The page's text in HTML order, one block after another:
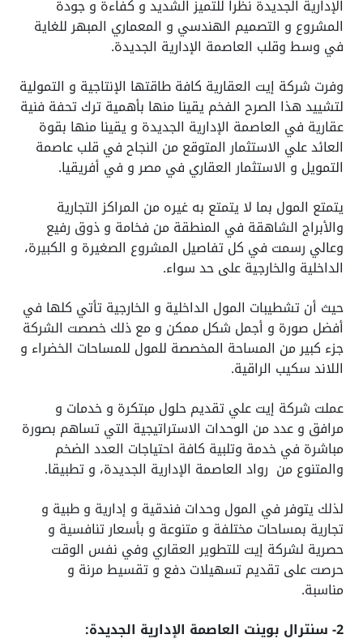
الإدارية الجديدة نظرا للتميز الشديد و كفاءة و جودة
المشروع و التصميم الهندسي و المعماري المبهر للغاية
في وسط وقلب العاصمة الإدارية الجديدة.
وفرت شركة إيت العقارية كافة طاقتها الإنتاجية و التمولية
لتشييد هذا الصرح الفخم يقينا منها بأهمية ترك تحفة فنية
عقارية في العاصمة الإدارية الجديدة و يقينا منها بقوة
العائد علي الاستثمار المتوقع من النجاح في قلب عاصمة
التمويل و الاستثمار العقاري في مصر و في أفريقيا.
يتمتع المول بما لا يتمتع به غيره من المراكز التجارية
والأبراج الشاهقة في المنطقة من فخامة و ذوق رفيع
وعالي رسمت في كل تفاصيل المشروع الصغيرة و الكبيرة،
الداخلية والخارجية على حد سواء.
حيث أن تشطيبات المول الداخلية و الخارجية تأتي كلها في
أفضل صورة و أجمل شكل ممكن و مع ذلك خصصت الشركة
جزء كبير من المساحة المخصصة للمول للمساحات الخضراء و
اللاند سكيب الراقية.
عملت شركة إيت علي تقديم حلول مبتكرة و خدمات و
مرافق و عدد من الوحدات الاستراتيجية التي تساهم بصورة
مباشرة في خدمة وتلبية كافة احتياجات العدد الضخم
والمتنوع من رواد العاصمة الإدارية الجديدة، و تطبيقا.
لذلك يتوفر في المول وحدات فندقية و إدارية و طبية و
تجارية بمساحات مختلفة و متنوعة و بأسعار تنافسية و
حصرية لشركة إيت للتطوير العقاري وفي نفس الوقت
حرصت على تقديم تسهيلات دفع و تقسيط مرنة و
مناسبة.
2- سنترال بوينت العاصمة الإدارية الجديدة: